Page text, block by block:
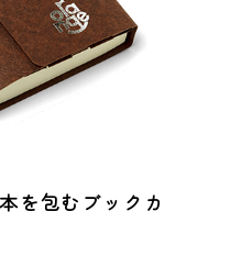
を包むブックカ